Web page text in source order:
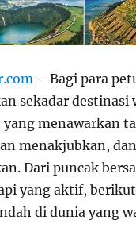
– Bagi para
sekadar destinasi
menawarkan
menakjubkan,
Dari puncak
yang aktif, berikut
di dunia yang